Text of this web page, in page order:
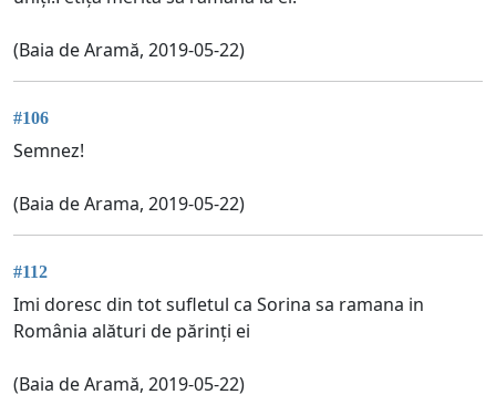
(Baia de Aramă, 2019-05-22)
#106
Semnez!
(Baia de Arama, 2019-05-22)
#112
Imi doresc din tot sufletul ca Sorina sa ramana in
România alături de părinți ei
(Baia de Aramă, 2019-05-22)